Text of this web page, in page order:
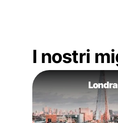
I nostri
Londra